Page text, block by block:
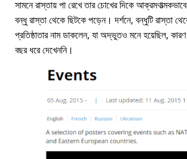
সামনে রাস্তায় পা রেখে তার চোখের দিকে
বন্ধু রাস্তা থেকে ছিটকে পড়েন। দর্শনে, বন্ধুটি রাস্তা
প্রতিষ্ঠাতার নাম ডাকলেন, যা অদ্ভুতও মনে হয়েছিল,
বছর ধরে দেখেননি।